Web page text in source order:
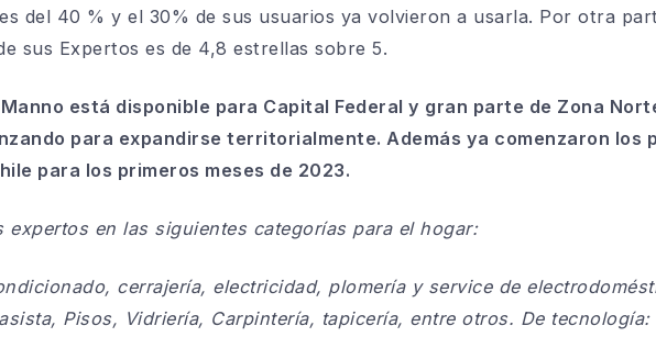
del 40 % y el 30% de sus usuarios ya volvieron a usarla. Por otra
sus Expertos es de 4,8 estrellas sobre 5.
está disponible para Capital Federal y gran parte de Zona
para expandirse territorialmente. Además ya comenzaron los
para los primeros meses de 2023.
expertos en las siguientes categorías para el hogar:
cerrajería, electricidad, plomería y service de
Pisos, Vidriería, Carpintería, tapicería, entre otros. De tecnología: